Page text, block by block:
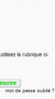
la rubrique ci-
mot de passe oublié ?